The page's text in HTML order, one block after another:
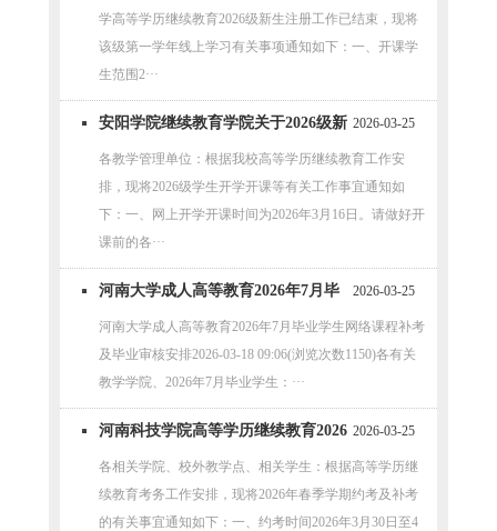
学高等学历继续教育2026级新生注册工作已结束，现将
该级第一学年线上学习有关事项通知如下：一、开课学
生范围2···
2026-03-25
安阳学院继续教育学院关于2026级新
生开学开课有关工作的通知
各教学管理单位：根据我校高等学历继续教育工作安
排，现将2026级学生开学开课等有关工作事宜通知如
下：一、网上开学开课时间为2026年3月16日。请做好开
课前的各···
2026-03-25
河南大学成人高等教育2026年7月毕
业学生网络课程补考及毕业审核安排
河南大学成人高等教育2026年7月毕业学生网络课程补考
及毕业审核安排2026-03-18 09:06(浏览次数1150)各有关
教学学院、2026年7月毕业学生：···
2026-03-25
河南科技学院高等学历继续教育2026
年春季学期关于约考及补考的通知
各相关学院、校外教学点、相关学生：根据高等学历继
续教育考务工作安排，现将2026年春季学期约考及补考
的有关事宜通知如下：一、约考时间2026年3月30日至4